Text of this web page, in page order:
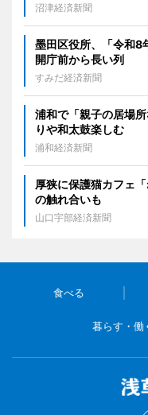
沼津経済新聞
墨田区役所、「令和
開庁前から長い列
すみだ経済新聞
浦和で「親子の居場
りや和太鼓楽しむ
浦和経済新聞
厚狭に保護猫カフェ
の触れ合いも
山口宇部経済新聞
食べる
暮らす・働